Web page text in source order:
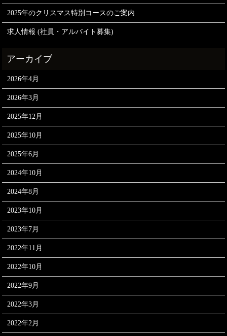
2025年のクリスマス特別コースのご案内
求人情報 (社員・アルバイト募集)
2026年4月
2026年3月
2025年12月
2025年10月
2025年6月
2024年10月
2024年8月
2023年10月
2023年7月
2022年11月
2022年10月
2022年9月
2022年3月
2022年2月